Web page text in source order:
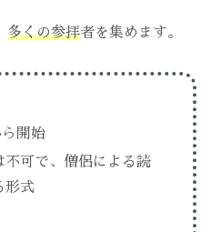
多くの参拝者を集めます。
開始
不可で、僧侶による読
形式